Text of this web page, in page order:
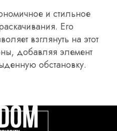
и стильное
Его
взглянуть на этот
добавляя элемент
обстановку.